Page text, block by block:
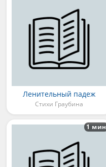
Ленительный падеж
Стихи Граубина
1 мин